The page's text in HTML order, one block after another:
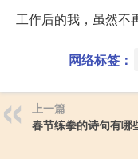
工作后的我，虽然不
网络标签：
上一篇
春节练拳的诗句有哪